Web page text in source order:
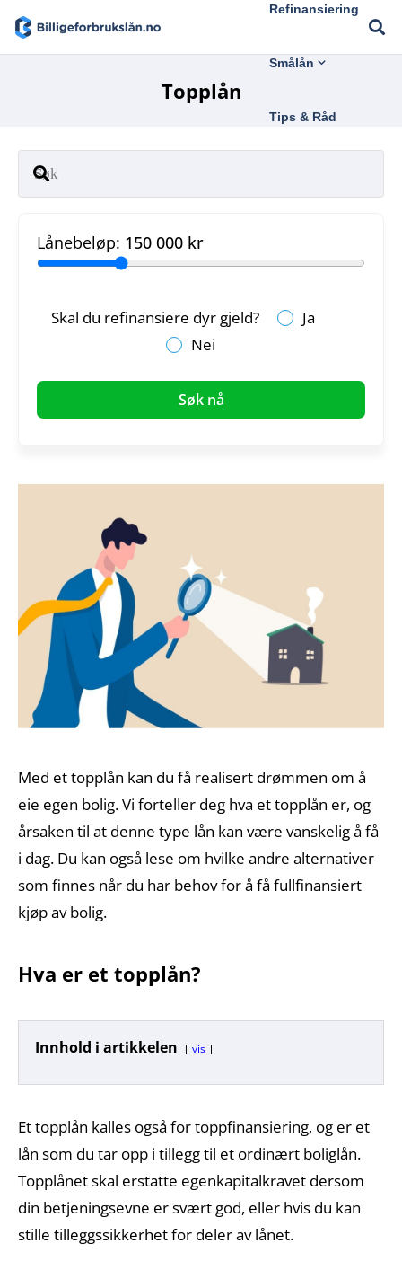
Refinansiering
Smålån
Tips & Råd
Topplån
Med et topplån kan du få realisert drømmen om å
eie egen bolig. Vi forteller deg hva et topplån er, og
årsaken til at denne type lån kan være vanskelig å få
i dag. Du kan også lese om hvilke andre alternativer
som finnes når du har behov for å få fullfinansiert
kjøp av bolig.
Hva er et topplån?
Innhold i artikkelen vis
Et topplån kalles også for toppfinansiering, og er et
lån som du tar opp i tillegg til et ordinært boliglån.
Topplånet skal erstatte egenkapitalkravet dersom
din betjeningsevne er svært god, eller hvis du kan
stille tilleggssikkerhet for deler av lånet.
Lånebeløp: 150 000 kr
Skal du refinansiere dyr gjeld?
Ja
Nei
Søk nå